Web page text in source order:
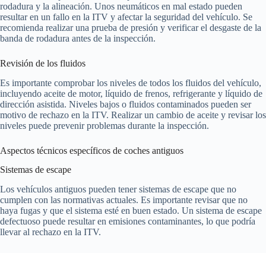
rodadura y la alineación. Unos neumáticos en mal estado pueden
resultar en un fallo en la ITV y afectar la seguridad del vehículo. Se
recomienda realizar una prueba de presión y verificar el desgaste de la
banda de rodadura antes de la inspección.
Revisión de los fluidos
Es importante comprobar los niveles de todos los fluidos del vehículo,
incluyendo aceite de motor, líquido de frenos, refrigerante y líquido de
dirección asistida. Niveles bajos o fluidos contaminados pueden ser
motivo de rechazo en la ITV. Realizar un cambio de aceite y revisar los
niveles puede prevenir problemas durante la inspección.
Aspectos técnicos específicos de coches antiguos
Sistemas de escape
Los vehículos antiguos pueden tener sistemas de escape que no
cumplen con las normativas actuales. Es importante revisar que no
haya fugas y que el sistema esté en buen estado. Un sistema de escape
defectuoso puede resultar en emisiones contaminantes, lo que podría
llevar al rechazo en la ITV.